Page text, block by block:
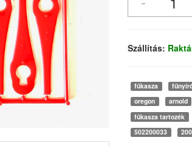
Szállítás:
fűkasza
oregon
arnold
fűkasza tartozék
502200033